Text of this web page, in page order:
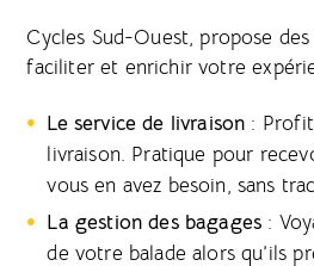
Cycles Sud-Ouest, propose
faciliter et enrichir votre
Le service de livraison :
livraison. Pratique pour
vous en avez besoin, sans
La gestion des bagages :
de votre balade alors qu’ils